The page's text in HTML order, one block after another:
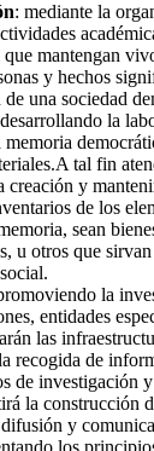
: mediante la
que mantengan
y hechos
una sociedad
la
tal fin
creación y
de los
sean
u otros que
la
entidades
las
recogida de
de investigación
la construcción
y